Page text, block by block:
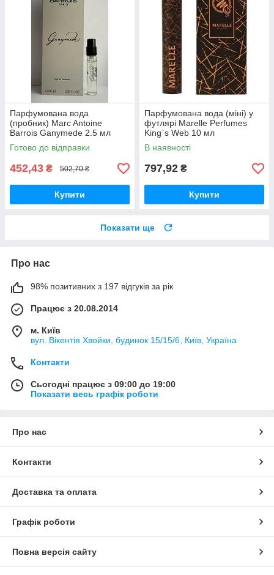
Парфумована вода
(пробник) Marc Antoine
Barrois Ganymede 2.5 мл
Готово до відправки
452,43 ₴ 502,70 ₴
Купити
Парфумована вода (міні) у
футлярі Marelle Perfumes
King`s Web 10 мл
В наявності
797,92 ₴
Купити
Показати ще
Про нас
98% позитивних з 197 відгуків за рік
Працює з 20.08.2014
м. Київ
вул. Вікентія Хвойки, будинок 15/15/6, Київ, Україна
Контакти
Сьогодні працює з 09:00 до 19:00
Показати весь графік роботи
Про нас
Контакти
Доставка та оплата
Графік роботи
Повна версія сайту